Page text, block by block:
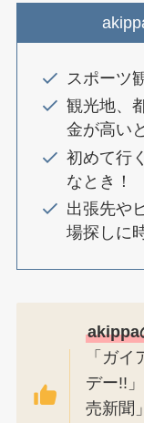
スポーツ
観光地、
金が高い
初めて行
なとき！
出張先や
場探しに
akippa
「ガ
デー!!
売新聞